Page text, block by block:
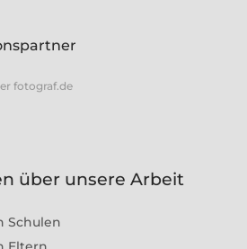
fotograf.de
über unsere Arbeit
Schulen